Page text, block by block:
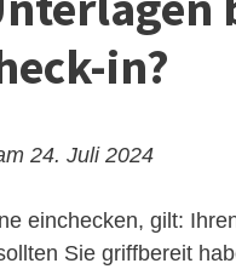
in?
24. Juli 2024
einchecken, gilt:
Sie griffbereit